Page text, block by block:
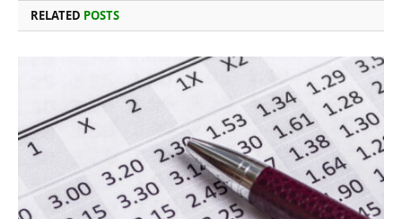
RELATED POSTS